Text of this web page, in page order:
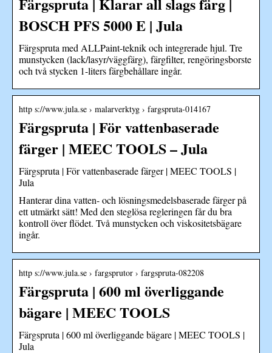
BOSCH PFS 5000 E | Jula
Färgspruta med ALLPaint-teknik och integrerade hjul. Tre
munstycken (lack/lasyr/väggfärg), färgfilter, rengöringsborste
och två stycken 1-liters färgbehållare ingår.
http s://www.jula.se › malarverktyg › fargspruta-014167
Färgspruta | För vattenbaserade
färger | MEEC TOOLS – Jula
Färgspruta | För vattenbaserade färger | MEEC TOOLS |
Jula
Hanterar dina vatten- och lösningsmedelsbaserade färger på
ett utmärkt sätt! Med den steglösa regleringen får du bra
kontroll över flödet. Två munstycken och viskositetsbägare
ingår.
http s://www.jula.se › fargsprutor › fargspruta-082208
Färgspruta | 600 ml överliggande
bägare | MEEC TOOLS
Färgspruta | 600 ml överliggande bägare | MEEC TOOLS |
Jula